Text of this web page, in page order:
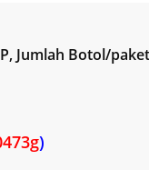
Jumlah Botol/
)